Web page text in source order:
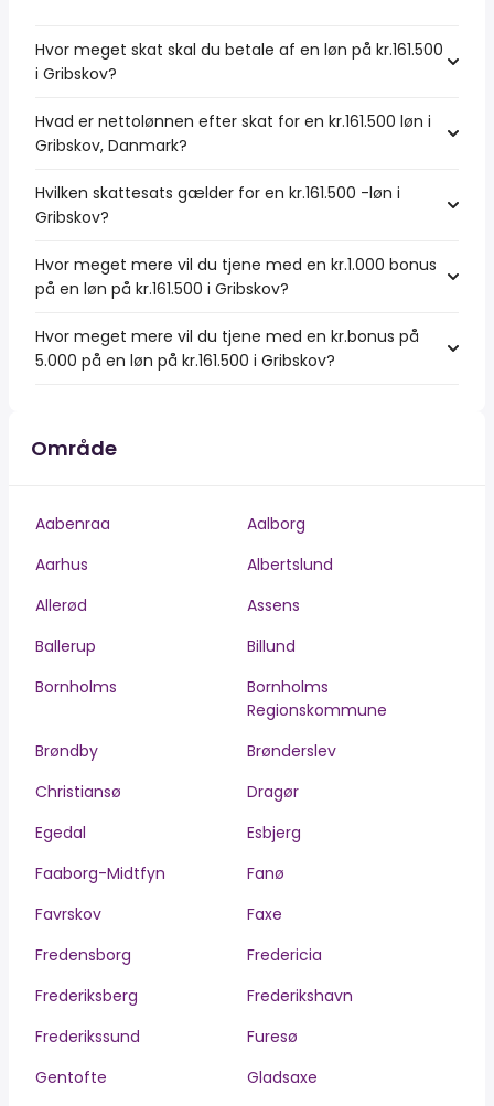
Hvor meget skat skal du betale af en løn på kr.161.500
i Gribskov?
Hvad er nettolønnen efter skat for en kr.161.500 løn i
Gribskov, Danmark?
Hvilken skattesats gælder for en kr.161.500 -løn i
Gribskov?
Hvor meget mere vil du tjene med en kr.1.000 bonus
på en løn på kr.161.500 i Gribskov?
Hvor meget mere vil du tjene med en kr.bonus på
5.000 på en løn på kr.161.500 i Gribskov?
Område
Aabenraa
Aalborg
Aarhus
Albertslund
Allerød
Assens
Ballerup
Billund
Bornholms
Bornholms
Regionskommune
Brøndby
Brønderslev
Christiansø
Dragør
Egedal
Esbjerg
Faaborg-Midtfyn
Fanø
Favrskov
Faxe
Fredensborg
Fredericia
Frederiksberg
Frederikshavn
Frederikssund
Furesø
Gentofte
Gladsaxe